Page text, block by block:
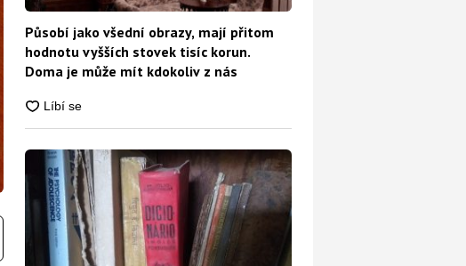
Působí jako všední obrazy, mají přitom
hodnotu vyšších stovek tisíc korun.
Doma je může mít kdokoliv z nás